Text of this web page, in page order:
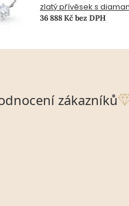
zlatý přívěsek s
36 888 Kč bez DPH
zákazníků